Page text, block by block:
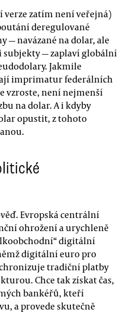
verze zatím není veřejná)
deregulované
— navázané na dolar, ale
— zaplaví globální
Jakmile
imprimatur federálních
vzroste, není nejmenší
na dolar. A i kdyby
opustit, z tohoto
Evropská centrální
ohrožení a urychleně
digitální
digitální euro pro
tradiční platby
Chce tak získat čas,
bankéřů, kteří
a provede skutečně